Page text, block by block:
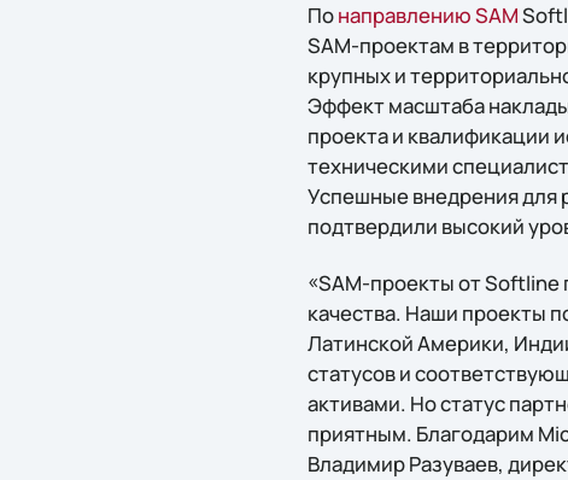
Понаправлению SAM
SAM-проектам в
крупных и
Эффект масштаба
проекта и квалификации
техническими
Успешные внедрения для
подтвердили высокий
«SAM-проекты от Softline
качества. Наши проекты
Латинской Америки,
статусов и
активами. Но статус
приятным. Благодарим
Владимир Разуваев,